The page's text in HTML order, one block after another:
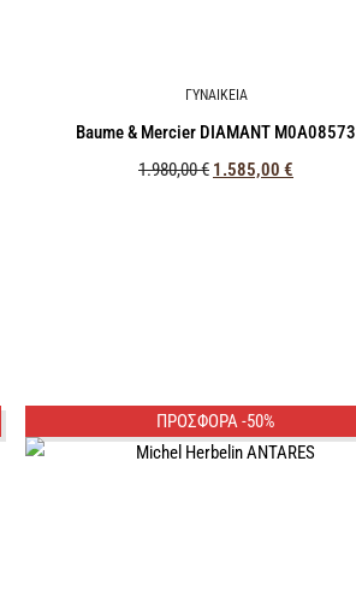
ΓΥΝΑΙΚΕΙΑ
Baume & Mercier DIAMANT M0A08573
1.980,00€ 1.585,00 €
ΠΡΟΣΦΟΡΑ -50%